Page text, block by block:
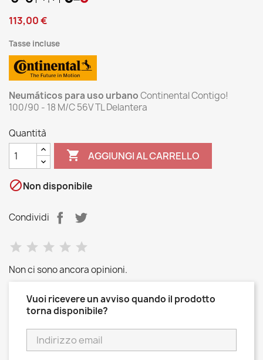
113,00 €
Tasse incluse
Neumáticos para uso urbanoContinental Contigo!
100/90 - 18 M/C 56V TL Delantera
Quantità
 AGGIUNGI AL CARRELLO
Non disponibile
Condividi
Non ci sono ancora opinioni.
Vuoi ricevere un avviso quando il prodotto
torna disponibile?